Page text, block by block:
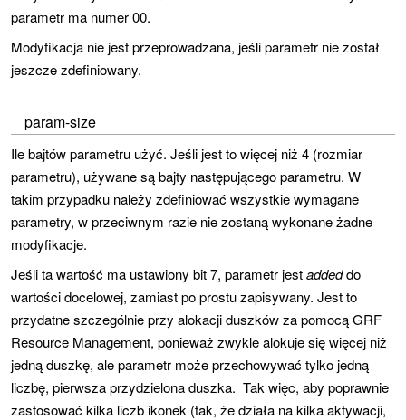
parametr ma numer 00.
Modyfikacja nie jest przeprowadzana, jeśli parametr nie został
jeszcze zdefiniowany.
param-size
Ile bajtów parametru użyć. Jeśli jest to więcej niż 4 (rozmiar
parametru), używane są bajty następującego parametru. W
takim przypadku należy zdefiniować wszystkie wymagane
parametry, w przeciwnym razie nie zostaną wykonane żadne
modyfikacje.
Jeśli ta wartość ma ustawiony bit 7, parametr jestaddeddo
wartości docelowej, zamiast po prostu zapisywany. Jest to
przydatne szczególnie przy alokacji duszków za pomocą GRF
Resource Management, ponieważ zwykle alokuje się więcej niż
jedną duszkę, ale parametr może przechowywać tylko jedną
liczbę, pierwsza przydzielona duszka. Tak więc, aby poprawnie
zastosować kilka liczb ikonek (tak, że działa na kilka aktywacji,